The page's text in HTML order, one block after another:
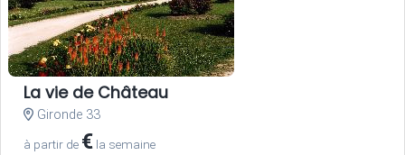
La vie de Château
Gironde 33
à partir de € la semaine